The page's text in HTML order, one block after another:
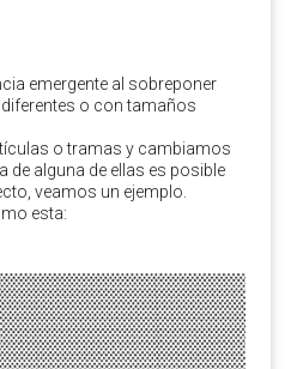
emergente al sobreponer
o con tamaños
o tramas y cambiamos
de alguna de ellas es posible
veamos un ejemplo.
esta: